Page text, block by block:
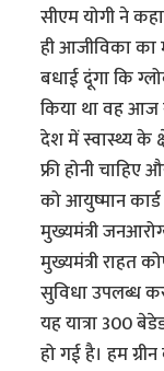
सीएम योगी ने
ही आजीविका का
बधाई दूंगा कि
किया था वह आज
देश में स्वास्थ्य के
फ्री होनी चाहिए
को आयुष्मान
मुख्यमंत्री
मुख्यमंत्री राहत
सुविधा उपलब्ध
यह यात्रा 300
हो गई है। हम